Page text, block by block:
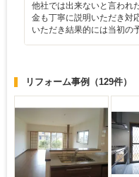
他社では出来ないと言われ
金も丁寧に説明いただき対
いただき結果的には当初の
リフォーム事例 （129件）